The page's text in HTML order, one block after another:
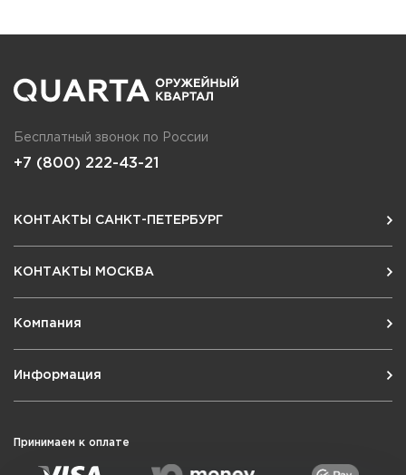
Бесплатный звонок по России
+7 (800) 222-43-21
КОНТАКТЫ САНКТ-ПЕТЕРБУРГ
КОНТАКТЫ МОСКВА
Компания
Информация
Принимаем к оплате